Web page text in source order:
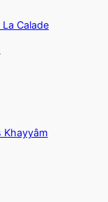
Calade
Khayyâm